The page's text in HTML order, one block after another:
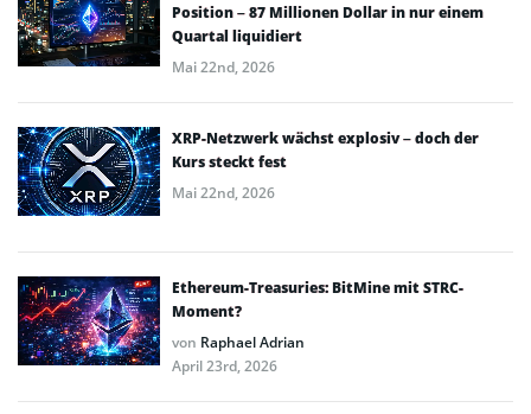
Position – 87 Millionen Dollar in nur einem
Quartal liquidiert
Mai 22nd, 2026
XRP-Netzwerk wächst explosiv – doch der
Kurs steckt fest
Mai 22nd, 2026
Ethereum-Treasuries: BitMine mit STRC-
Moment?
von Raphael Adrian
April 23rd, 2026